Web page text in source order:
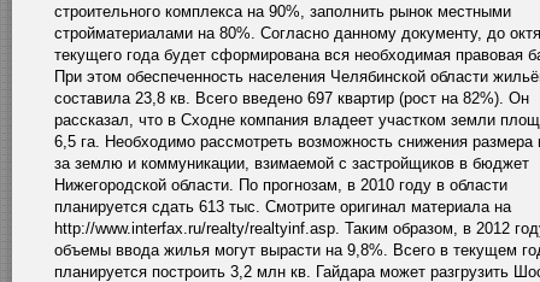
строительного комплекса на 90%, заполнить рынок местными
стройматериалами на 80%. Согласно данному документу, до
текущего года будет сформирована вся необходимая правовая
При этом обеспеченность населения Челябинской области
составила 23,8 кв. Всего введено 697 квартир (рост на 82%). Он
рассказал, что в Сходне компания владеет участком земли
6,5 га. Необходимо рассмотреть возможность снижения размера
за землю и коммуникации, взимаемой с застройщиков в бюджет
Нижегородской области. По прогнозам, в 2010 году в области
планируется сдать 613 тыс. Смотрите оригинал материала на
http://www.interfax.ru/realty/realtyinf.asp. Таким образом, в 2012
объемы ввода жилья могут вырасти на 9,8%. Всего в текущем
планируется построить 3,2 млн кв. Гайдара может разгрузить